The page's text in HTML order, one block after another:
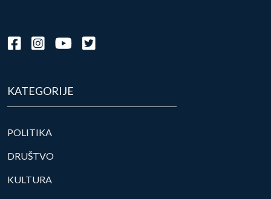
KATEGORIJE
POLITIKA
DRUŠTVO
KULTURA